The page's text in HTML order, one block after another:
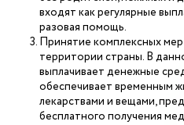
входят как регулярные
разовая помощь.
Принятие комплексных
территории страны. В
выплачивает денежные
обеспечивает временным
лекарствами и вещами,
бесплатного получения